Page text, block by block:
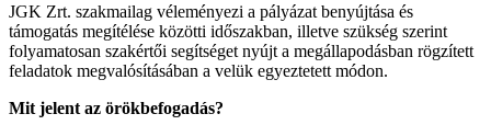
JGK Zrt. szakmailag véleményezi a pályázat benyújtása és
támogatás megítélése közötti időszakban, illetve szükség szerint
folyamatosan szakértői segítséget nyújt a megállapodásban rögzített
feladatok megvalósításában a velük egyeztetett módon.
Mit jelent az örökbefogadás?